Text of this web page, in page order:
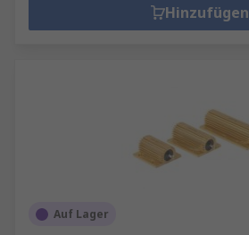
Hinzufügen
Auf Lager